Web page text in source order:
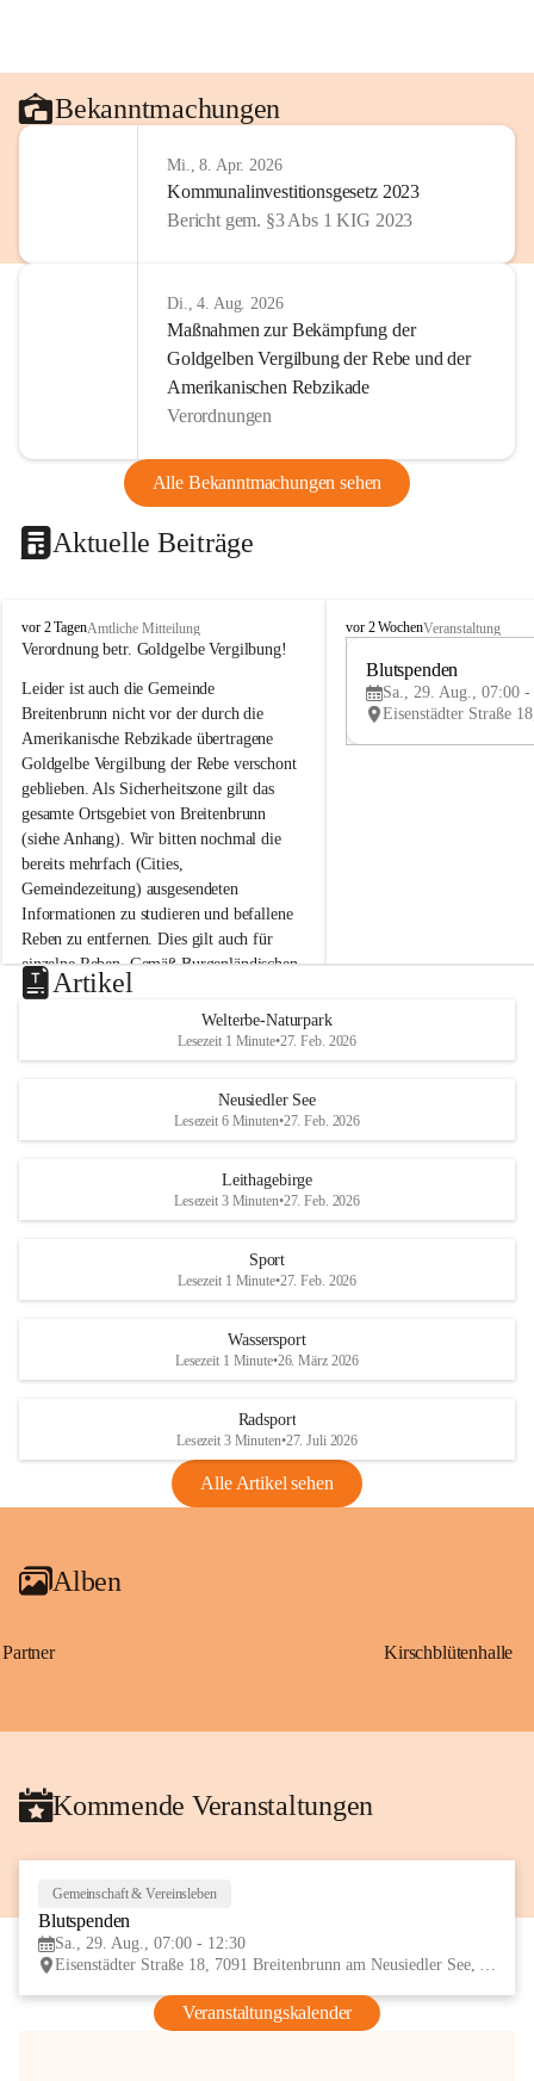
Bekanntmachungen
Mi., 8. Apr. 2026
Kommunalinvestitionsgesetz 2023
Bericht gem. §3 Abs 1 KIG 2023
Di., 4. Aug. 2026
Maßnahmen zur Bekämpfung der
Goldgelben Vergilbung der Rebe und der
Amerikanischen Rebzikade
Verordnungen
Alle Bekanntmachungen sehen
Aktuelle Beiträge
B
r
i
t
e
n
b
r
u
n
n
a
m
N
e
u
s
d
S
vor 2 TagenAmtliche Mitteilung
Verordnung betr. Goldgelbe Vergilbung!
Leider ist auch die Gemeinde
Breitenbrunn nicht vor der durch die
Amerikanische Rebzikade übertragene
Goldgelbe Vergilbung der Rebe verschont
geblieben. Als Sicherheitszone gilt das
gesamte Ortsgebiet von Breitenbrunn
(siehe Anhang). Wir bitten nochmal die
bereits mehrfach (Cities,
Gemeindezeitung) ausgesendeten
Informationen zu studieren und befallene
Reben zu entfernen. Dies gilt auch für
einzelne Reben. Gemäß Burgenländischen
Weinbaugesetz sind nicht gepflegte oder
unzulässige Weingärten zu roden! Bitte
helfen wir zusammen um unsere Winzer
vor den prognostizierten Ernteausfällen
und den daraus folgenden wirtschaftlichen
Maßnahmen zur Bekämpfung
Rebe und der Amerikanischen
Anhang VBl. EU Nr. 18
1 Seite•1,4 MB
VBl. EU Nr. 18_2026
B
e
u
e
d
r
S
vor 2 WochenVeranstaltung
Blutspenden
Sa., 29. Aug., 07:00 -
Artikel
Welterbe-Naturpark
Lesezeit 1 Minute•27. Feb. 2026
Neusiedler See
Lesezeit 6 Minuten•27. Feb. 2026
Leithagebirge
Lesezeit 3 Minuten•27. Feb. 2026
Sport
Lesezeit 1 Minute•27. Feb. 2026
Wassersport
Lesezeit 1 Minute•26. März 2026
Radsport
Lesezeit 3 Minuten•27. Juli 2026
Alle Artikel sehen
Alben
Partner Kirschblütenhalle
Kommende Veranstaltungen
Gemeinschaft & Vereinsleben
Blutspenden
Sa., 29. Aug., 07:00 - 12:30
Eisenstädter Straße 18, 7091 Breitenbrunn am Neusiedler See, AUT
Veranstaltungskalender